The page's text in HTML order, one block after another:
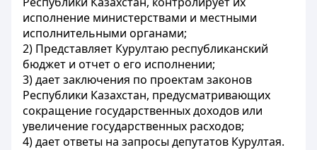
исполнение министерствами и местными
исполнительными органами;
2) Представляет Курултаю республиканский
бюджет и отчет о его исполнении;
3) дает заключения по проектам законов
Республики Казахстан, предусматривающих
сокращение государственных доходов или
увеличение государственных расходов;
4) дает ответы на запросы депутатов Курултая.